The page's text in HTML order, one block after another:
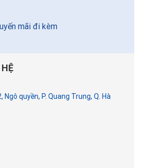
mãi đi kèm
Ngô quyền, P. Quang Trung, Q. Hà